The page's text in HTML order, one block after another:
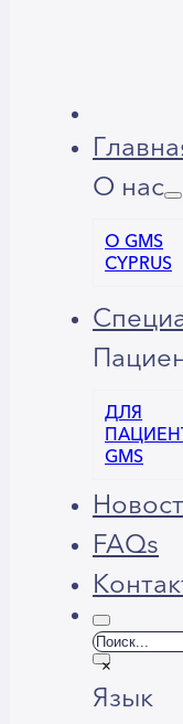
О нас
О GMS
CYPRUS
ДЛЯ
GMS
FAQs
Поиск
×
Язык